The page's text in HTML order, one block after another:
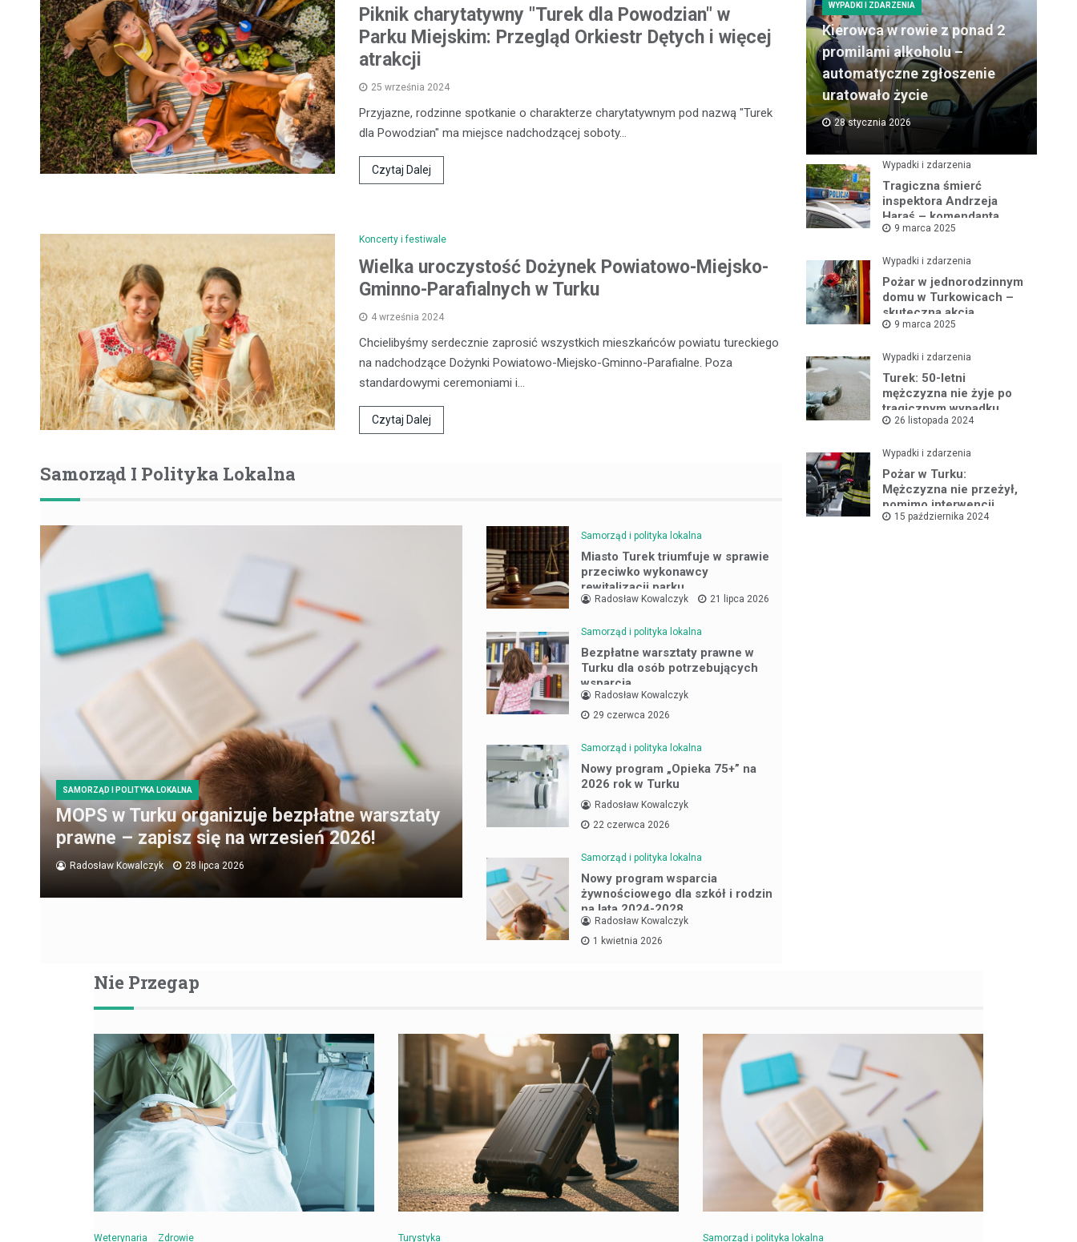
Piknik charytatywny "Turek dla Powodzian" w
Parku Miejskim: Przegląd Orkiestr Dętych i więcej
atrakcji
25 września 2024
Przyjazne, rodzinne spotkanie o charakterze charytatywnym pod nazwą "Turek
dla Powodzian" ma miejsce nadchodzącej soboty…
Czytaj Dalej
Koncerty i festiwale
Wielka uroczystość Dożynek Powiatowo-Miejsko-
Gminno-Parafialnych w Turku
4 września 2024
Chcielibyśmy serdecznie zaprosić wszystkich mieszkańców powiatu tureckiego
na nadchodzące Dożynki Powiatowo-Miejsko-Gminno-Parafialne. Poza
standardowymi ceremoniami i…
Czytaj Dalej
Samorząd I Polityka Lokalna
SAMORZĄD I POLITYKA LOKALNA
MOPS w Turku organizuje bezpłatne warsztaty
prawne – zapisz się na wrzesień 2026!
Radosław Kowalczyk 28 lipca 2026
Samorząd i polityka lokalna
Miasto Turek triumfuje w sprawie
przeciwko wykonawcy
rewitalizacji parku
Radosław Kowalczyk 21 lipca 2026
Samorząd i polityka lokalna
Bezpłatne warsztaty prawne w
Turku dla osób potrzebujących
wsparcia
Radosław Kowalczyk
29 czerwca 2026
Samorząd i polityka lokalna
Nowy program „Opieka 75+” na
2026 rok w Turku
Radosław Kowalczyk
22 czerwca 2026
Samorząd i polityka lokalna
Nowy program wsparcia
żywnościowego dla szkół i rodzin
na lata 2024-2028
Radosław Kowalczyk
1 kwietnia 2026
WYPADKI I ZDARZENIA
Kierowca w rowie z ponad 2
promilami alkoholu –
automatyczne zgłoszenie
uratowało życie
28 stycznia 2026
Wypadki i zdarzenia
Tragiczna śmierć
inspektora Andrzeja
Haraś – komendanta
policji w Turku po kolizji z
9 marca 2025
Wypadki i zdarzenia
Pożar w jednorodzinnym
domu w Turkowicach –
skuteczna akcja
strażaków uniemożliwiła
rozprzestrzenianie się
ognia
9 marca 2025
Wypadki i zdarzenia
Turek: 50-letni
mężczyzna nie żyje po
tragicznym wypadku
samochodowym
26 listopada 2024
Wypadki i zdarzenia
Pożar w Turku:
Mężczyzna nie przeżył,
pomimo interwencji
straży pożarnej
15 października 2024
Nie Przegap
Weterynaria Zdrowie Turystyka Samorząd i polityka lokalna